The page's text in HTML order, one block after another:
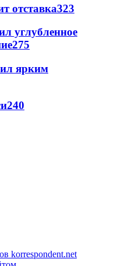
отставка323
углубленное
275
ярким
240
korrespondent.net